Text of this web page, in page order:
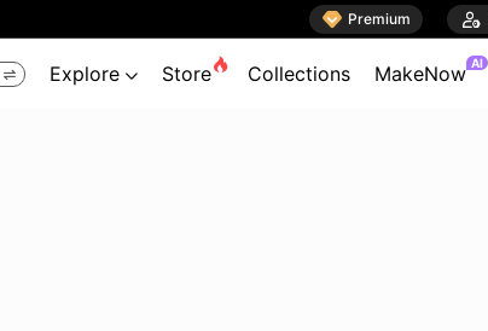
 Premium 
 Explore  Store Collections MakeNow AI